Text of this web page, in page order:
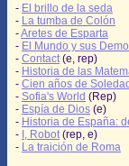
- El brillo de la seda
- La tumba de Colón
-Aretes de Esparta
- El Mundo y sus
- Contact (e, rep)
- Historia de las
- Cien años de
- Sofia's World (Rep)
- Espía de Dios (e)
- Historia de España:
- I, Robot (rep, e)
- La traición de Roma